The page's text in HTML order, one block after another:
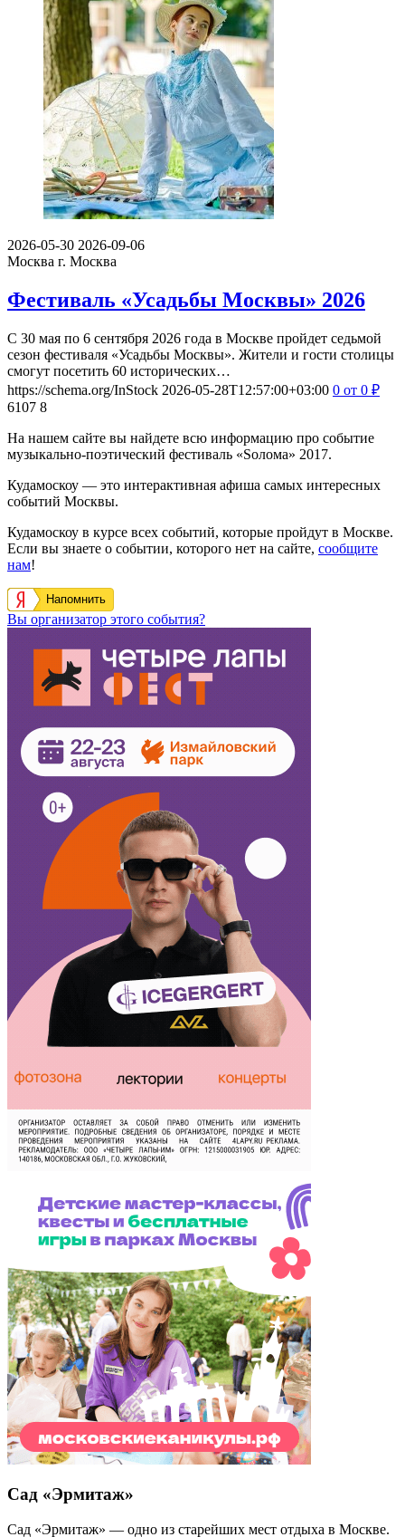
2026-05-30 2026-09-06
Москва г. Москва
Фестиваль «Усадьбы Москвы» 2026
С 30 мая по 6 сентября 2026 года в Москве пройдет седьмой
сезон фестиваля «Усадьбы Москвы». Жители и гости столицы
смогут посетить 60 исторических…
https://schema.org/InStock 2026-05-28T12:57:00+03:00 0 от 0 ₽
6107 8
На нашем сайте вы найдете всю информацию про событие
музыкально-поэтический фестиваль «Sолома» 2017.
Кудамоскоу — это интерактивная афиша самых интересных
событий Москвы.
Кудамоскоу в курсе всех событий, которые пройдут в Москве.
Если вы знаете о событии, которого нет на сайте, сообщите
нам!
Напомнить
Вы организатор этого события?
Сад «Эрмитаж»
Сад «Эрмитаж» — одно из старейших мест отдыха в Москве.